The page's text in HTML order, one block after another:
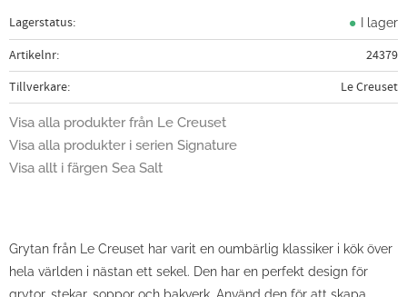
Lagerstatus I lager
Artikelnr
24379
Tillverkare
Le Creuset
Visa alla produkter från Le Creuset
Visa alla produkter i serien Signature
Visa allt i färgen Sea Salt
Grytan från Le Creuset har varit en oumbärlig klassiker i kök över
hela världen i nästan ett sekel. Den har en perfekt design för
grytor, stekar, soppor och bakverk. Använd den för att skapa